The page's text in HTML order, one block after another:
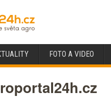
FOTO A VIDEO